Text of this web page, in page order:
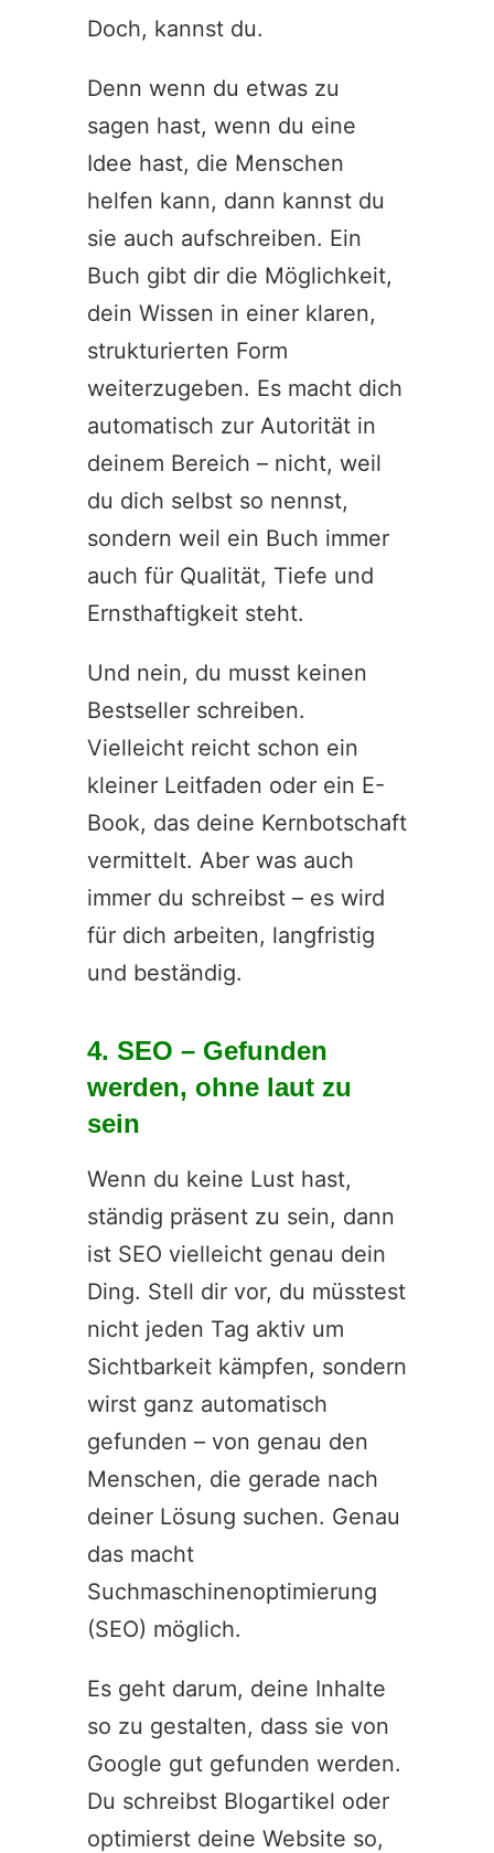
Doch, kannst du.
Denn wenn du etwas zu
sagen hast, wenn du eine
Idee hast, die Menschen
helfen kann, dann kannst du
sie auch aufschreiben. Ein
Buch gibt dir die Möglichkeit,
dein Wissen in einer klaren,
strukturierten Form
weiterzugeben. Es macht dich
automatisch zur Autorität in
deinem Bereich – nicht, weil
du dich selbst so nennst,
sondern weil ein Buch immer
auch für Qualität, Tiefe und
Ernsthaftigkeit steht.
Und nein, du musst keinen
Bestseller schreiben.
Vielleicht reicht schon ein
kleiner Leitfaden oder ein E-
Book, das deine Kernbotschaft
vermittelt. Aber was auch
immer du schreibst – es wird
für dich arbeiten, langfristig
und beständig.
4. SEO – Gefunden
werden, ohne laut zu
sein
Wenn du keine Lust hast,
ständig präsent zu sein, dann
ist SEO vielleicht genau dein
Ding. Stell dir vor, du müsstest
nicht jeden Tag aktiv um
Sichtbarkeit kämpfen, sondern
wirst ganz automatisch
gefunden – von genau den
Menschen, die gerade nach
deiner Lösung suchen. Genau
das macht
Suchmaschinenoptimierung
(SEO) möglich.
Es geht darum, deine Inhalte
so zu gestalten, dass sie von
Google gut gefunden werden.
Du schreibst Blogartikel oder
optimierst deine Website so,